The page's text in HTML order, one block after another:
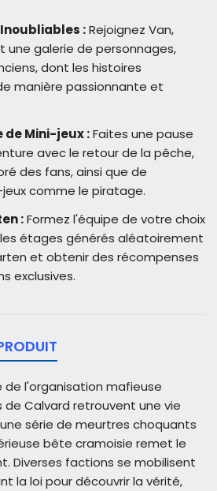
:Rejoignez Van,
une galerie de personnages,
dont les histoires
manière passionnante et
de Mini-jeux :Faites une pause
avec le retour de la pêche,
des fans, ainsi que de
comme le piratage.
:Formez l'équipe de votre choix
étages générés aléatoirement
et obtenir des récompenses
exclusives.
de l'organisation mafieuse
Calvard retrouvent une vie
une série de meurtres choquants
bête cramoisie remet le
Diverses factions se mobilisent
la loi pour découvrir la vérité,